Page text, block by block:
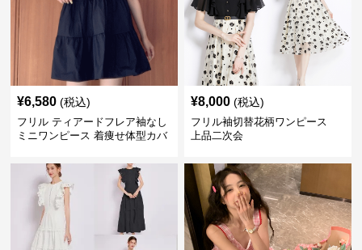
¥6,580 (税込)
フリル ティアードフレア袖なし
ミニワンピース 着痩せ体型カバ
¥8,000 (税込)
フリル袖切替花柄ワンピース
上品二次会